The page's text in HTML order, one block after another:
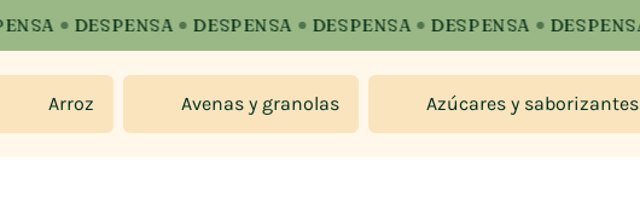
DESPENSA DESPENSA DESPENSA DESPENSA DESPENSA
Arroz Avenas y granolas Azúcares y saborizantes